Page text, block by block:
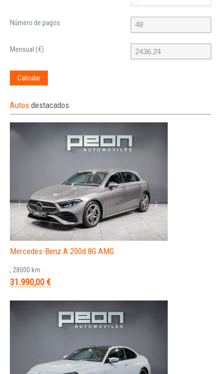
Número de pagos
Mensual (€)
Calcular
Autos destacados
Mercedes-Benz A 200d 8G AMG
, 28000 km
31.990,00 €